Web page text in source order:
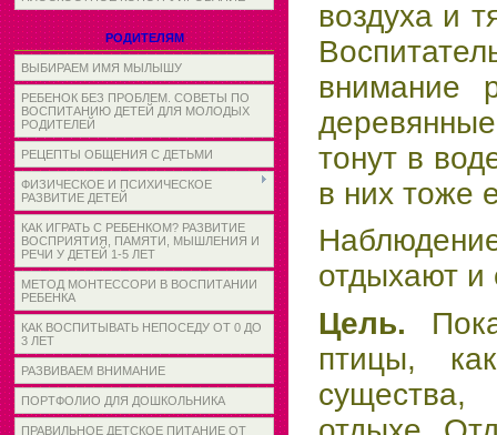
РОДИТЕЛЯМ
ВЫБИРАЕМ ИМЯ МЫЛЫШУ
РЕБЕНОК БЕЗ ПРОБЛЕМ. СОВЕТЫ ПО
ВОСПИТАНИЮ ДЕТЕЙ ДЛЯ МОЛОДЫХ
РОДИТЕЛЕЙ
РЕЦЕПТЫ ОБЩЕНИЯ С ДЕТЬМИ
ФИЗИЧЕСКОЕ И ПСИХИЧЕСКОЕ
РАЗВИТИЕ ДЕТЕЙ
КАК ИГРАТЬ С РЕБЕНКОМ? РАЗВИТИЕ
ВОСПРИЯТИЯ, ПАМЯТИ, МЫШЛЕНИЯ И
РЕЧИ У ДЕТЕЙ 1-5 ЛЕТ
МЕТОД МОНТЕССОРИ В ВОСПИТАНИИ
РЕБЕНКА
КАК ВОСПИТЫВАТЬ НЕПОСЕДУ ОТ 0 ДО
3 ЛЕТ
РАЗВИВАЕМ ВНИМАНИЕ
ПОРТФОЛИО ДЛЯ ДОШКОЛЬНИКА
ПРАВИЛЬНОЕ ДЕТСКОЕ ПИТАНИЕ ОТ
воздуха и
внимание
тонут в
в них тоже
отдыхают и
Цель.
птицы,